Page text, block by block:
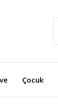
Çocuk